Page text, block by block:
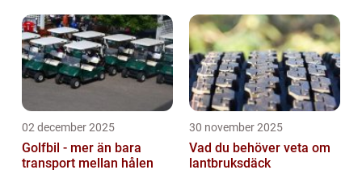
02 december 2025
Golfbil - mer än bara
transport mellan hålen
30 november 2025
Vad du behöver veta om
lantbruksdäck